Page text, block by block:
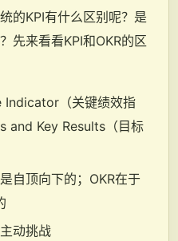
的KPI有什么区别呢？是
先来看看KPI和OKR的区
Indicator（关键绩效指
and Key Results（目标
自顶向下的；OKR在于
动挑战